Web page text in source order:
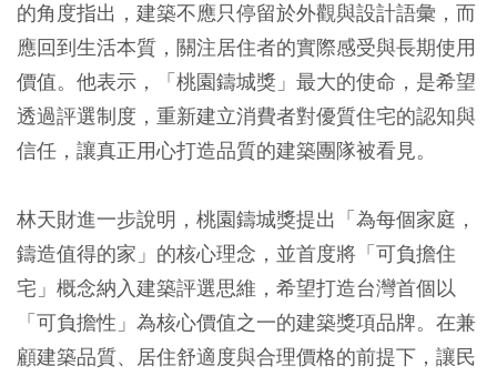
的角度指出，建築不應只停留於外觀與設計語彙，而
應回到生活本質，關注居住者的實際感受與長期使用
價值。他表示，「桃園鑄城獎」最大的使命，是希望
透過評選制度，重新建立消費者對優質住宅的認知與
信任，讓真正用心打造品質的建築團隊被看見。
林天財進一步說明，桃園鑄城獎提出「為每個家庭，
鑄造值得的家」的核心理念，並首度將「可負擔住
宅」概念納入建築評選思維，希望打造台灣首個以
「可負擔性」為核心價值之一的建築獎項品牌。在兼
顧建築品質、居住舒適度與合理價格的前提下，讓民